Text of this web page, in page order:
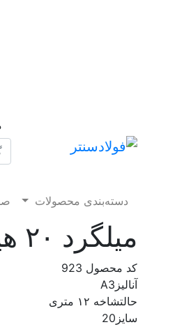
دسته‌بندی محصولات
میلگرد ۲۰ هیربد
کد محصول 923
آنالیز A3
حالتشاخه ۱۲ متری
سایز 20